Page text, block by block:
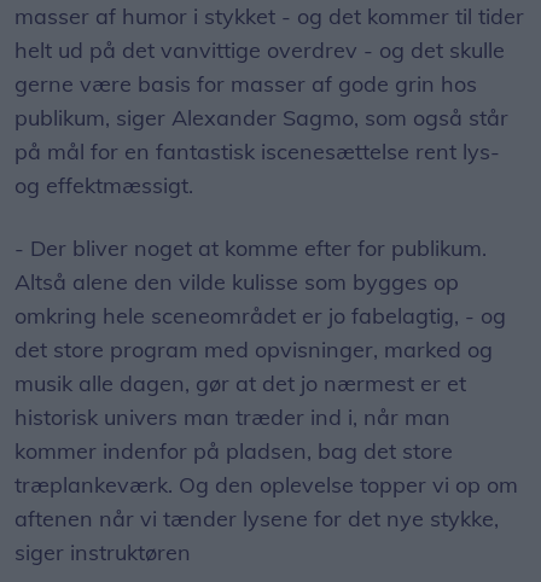
masser af humor i stykket - og det kommer til tider
helt ud på det vanvittige overdrev - og det skulle
gerne være basis for masser af gode grin hos
publikum, siger Alexander Sagmo, som også står
på mål for en fantastisk iscenesættelse rent lys-
og effektmæssigt.
- Der bliver noget at komme efter for publikum.
Altså alene den vilde kulisse som bygges op
omkring hele sceneområdet er jo fabelagtig, - og
det store program med opvisninger, marked og
musik alle dagen, gør at det jo nærmest er et
historisk univers man træder ind i, når man
kommer indenfor på pladsen, bag det store
træplankeværk. Og den oplevelse topper vi op om
aftenen når vi tænder lysene for det nye stykke,
siger instruktøren